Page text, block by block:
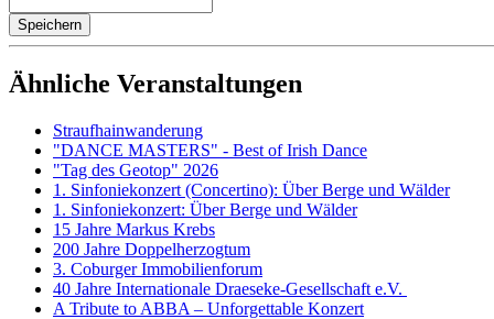
Ähnliche Veranstaltungen
Straufhainwanderung
"DANCE MASTERS" - Best of Irish Dance
"Tag des Geotop" 2026
1. Sinfoniekonzert (Concertino): Über Berge und Wälder
1. Sinfoniekonzert: Über Berge und Wälder
15 Jahre Markus Krebs
200 Jahre Doppelherzogtum
3. Coburger Immobilienforum
40 Jahre Internationale Draeseke-Gesellschaft e.V.
A Tribute to ABBA – Unforgettable Konzert